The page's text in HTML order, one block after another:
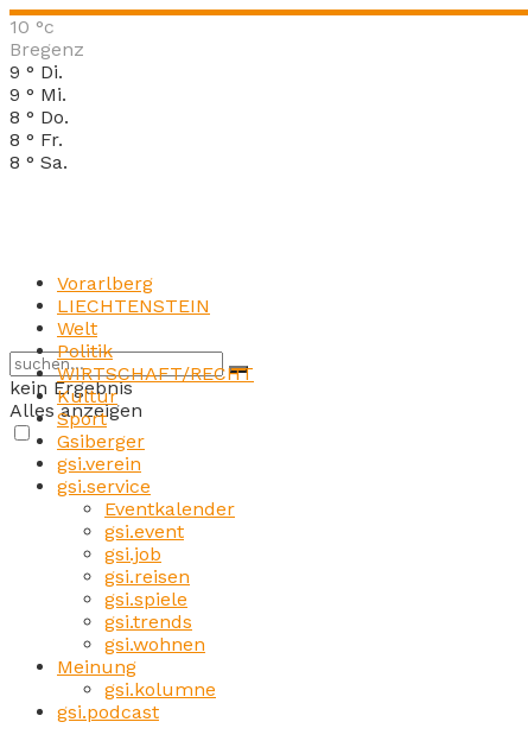
10 °c
Bregenz
9 ° Di.
9 ° Mi.
8 ° Do.
8 ° Fr.
8 ° Sa.
kein Ergebnis
Alles anzeigen
Vorarlberg
LIECHTENSTEIN
Welt
Politik
WIRTSCHAFT/RECHT
Kultur
Sport
Gsiberger
gsi.verein
gsi.service
Eventkalender
gsi.event
gsi.job
gsi.reisen
gsi.spiele
gsi.trends
gsi.wohnen
Meinung
gsi.kolumne
gsi.podcast